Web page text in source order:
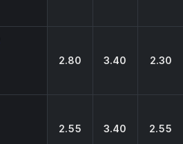
2.80 3.40 2.30
2.55 3.40 2.55